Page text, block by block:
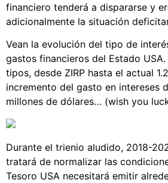
financiero tenderá a dispararse y
adicionalmente la situación
Vean la evolución del tipo de
gastos financieros del Estado
tipos, desde ZIRP hasta el actual
incremento del gasto en intereses
millones de dólares… (wish you
Durante el trienio aludido, 2018-
tratará de normalizar las
Tesoro USA necesitará emitir